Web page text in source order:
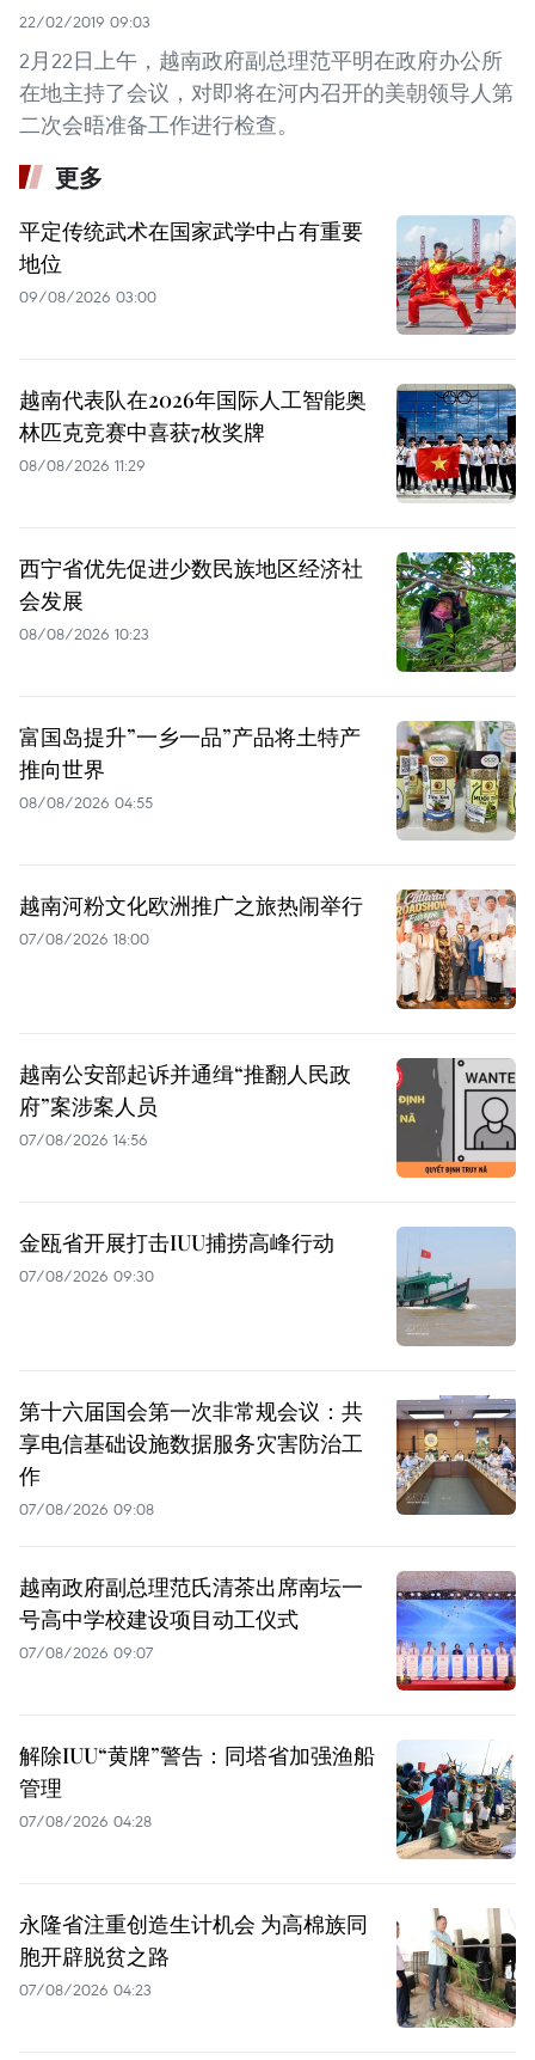
22/02/2019 09:03
2月22日上午，越南政府副总理范平明在政府办公所
在地主持了会议，对即将在河内召开的美朝领导人第
二次会晤准备工作进行检查。
更多
平定传统武术在国家武学中占有重要
地位
09/08/2026 03:00
越南代表队在2026年国际人工智能奥
林匹克竞赛中喜获7枚奖牌
08/08/2026 11:29
西宁省优先促进少数民族地区经济社
会发展
08/08/2026 10:23
富国岛提升”一乡一品”产品将土特产
推向世界
08/08/2026 04:55
越南河粉文化欧洲推广之旅热闹举行
07/08/2026 18:00
越南公安部起诉并通缉“推翻人民政
府”案涉案人员
07/08/2026 14:56
金瓯省开展打击IUU捕捞高峰行动
07/08/2026 09:30
第十六届国会第一次非常规会议：共
享电信基础设施数据服务灾害防治工
作
07/08/2026 09:08
越南政府副总理范氏清茶出席南坛一
号高中学校建设项目动工仪式
07/08/2026 09:07
解除IUU“黄牌”警告：同塔省加强渔船
管理
07/08/2026 04:28
永隆省注重创造生计机会 为高棉族同
胞开辟脱贫之路
07/08/2026 04:23